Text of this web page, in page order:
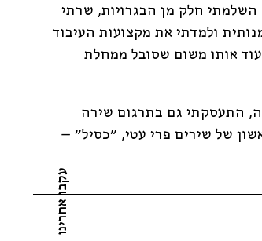
עקבו אחרינו
חלק מן הבגרויות, שרתי
ולמדתי את מקצועות העיבוד
אותו משום שסובל ממחלת
התעסקתי גם בתרגום שירה
של שירים פרי עטי, "כסיל" –